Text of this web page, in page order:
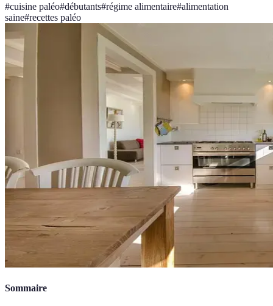
#cuisine paléo#débutants#régime alimentaire#alimentation
saine#recettes paléo
Sommaire